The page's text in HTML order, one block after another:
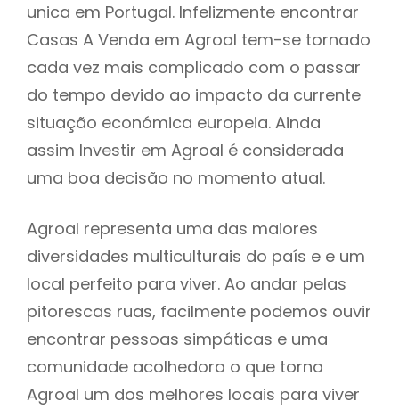
unica em Portugal. Infelizmente encontrar
Casas A Venda em Agroal tem-se tornado
cada vez mais complicado com o passar
do tempo devido ao impacto da currente
situação económica europeia. Ainda
assim Investir em Agroal é considerada
uma boa decisão no momento atual.
Agroal representa uma das maiores
diversidades multiculturais do país e e um
local perfeito para viver. Ao andar pelas
pitorescas ruas, facilmente podemos ouvir
encontrar pessoas simpáticas e uma
comunidade acolhedora o que torna
Agroal um dos melhores locais para viver